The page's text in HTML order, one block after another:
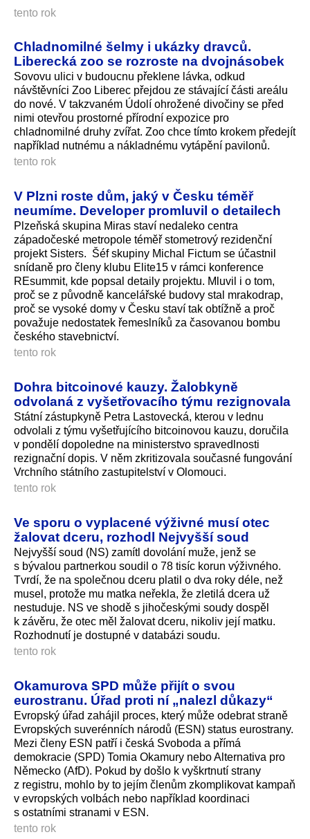
tento rok
Chladnomilné šelmy i ukázky dravců.
Liberecká zoo se rozroste na dvojnásobek
Sovovu ulici v budoucnu překlene lávka, odkud
návštěvníci Zoo Liberec přejdou ze stávající části areálu
do nové. V takzvaném Údolí ohrožené divočiny se před
nimi otevřou prostorné přírodní expozice pro
chladnomilné druhy zvířat. Zoo chce tímto krokem předejít
například nutnému a nákladnému vytápění pavilonů.
tento rok
V Plzni roste dům, jaký v Česku téměř
neumíme. Developer promluvil o detailech
Plzeňská skupina Miras staví nedaleko centra
západočeské metropole téměř stometrový rezidenční
projekt Sisters. Šéf skupiny Michal Fictum se účastnil
snídaně pro členy klubu Elite15 v rámci konference
REsummit, kde popsal detaily projektu. Mluvil i o tom,
proč se z původně kancelářské budovy stal mrakodrap,
proč se vysoké domy v Česku staví tak obtížně a proč
považuje nedostatek řemeslníků za časovanou bombu
českého stavebnictví.
tento rok
Dohra bitcoinové kauzy. Žalobkyně
odvolaná z vyšetřovacího týmu rezignovala
Státní zástupkyně Petra Lastovecká, kterou v lednu
odvolali z týmu vyšetřujícího bitcoinovou kauzu, doručila
v pondělí dopoledne na ministerstvo spravedlnosti
rezignační dopis. V něm zkritizovala současné fungování
Vrchního státního zastupitelství v Olomouci.
tento rok
Ve sporu o vyplacené výživné musí otec
žalovat dceru, rozhodl Nejvyšší soud
Nejvyšší soud (NS) zamítl dovolání muže, jenž se
s bývalou partnerkou soudil o 78 tisíc korun výživného.
Tvrdí, že na společnou dceru platil o dva roky déle, než
musel, protože mu matka neřekla, že zletilá dcera už
nestuduje. NS ve shodě s jihočeskými soudy dospěl
k závěru, že otec měl žalovat dceru, nikoliv její matku.
Rozhodnutí je dostupné v databázi soudu.
tento rok
Okamurova SPD může přijít o svou
eurostranu. Úřad proti ní „nalezl důkazy“
Evropský úřad zahájil proces, který může odebrat straně
Evropských suverénních národů (ESN) status eurostrany.
Mezi členy ESN patří i česká Svoboda a přímá
demokracie (SPD) Tomia Okamury nebo Alternativa pro
Německo (AfD). Pokud by došlo k vyškrtnutí strany
z registru, mohlo by to jejím členům zkomplikovat kampaň
v evropských volbách nebo například koordinaci
s ostatními stranami v ESN.
tento rok